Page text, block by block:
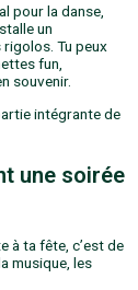
pour la danse,
un
Tu peux
fun,
souvenir.
intégrante de
une soirée
à ta fête, c’est de
musique, les